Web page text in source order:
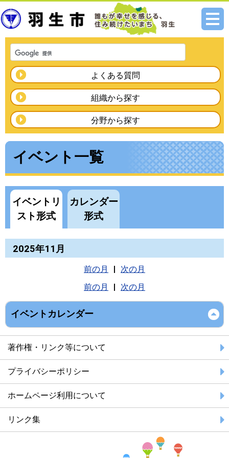
メニ
よくある質問
組織から探す
分野から探す
イベント一覧
イベントリ
スト形式
カレンダー
形式
2025年11月
前の月 |
次の月
前の月
| 次の月
イベントカレンダー
著作権・リンク等について
プライバシーポリシー
ホームページ利用について
リンク集